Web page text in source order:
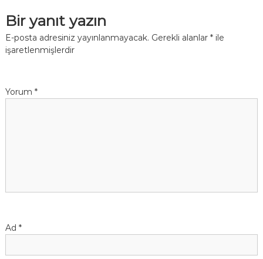
Bir yanıt yazın
E-posta adresiniz yayınlanmayacak. Gerekli alanlar *ile
işaretlenmişlerdir
Yorum *
Ad *